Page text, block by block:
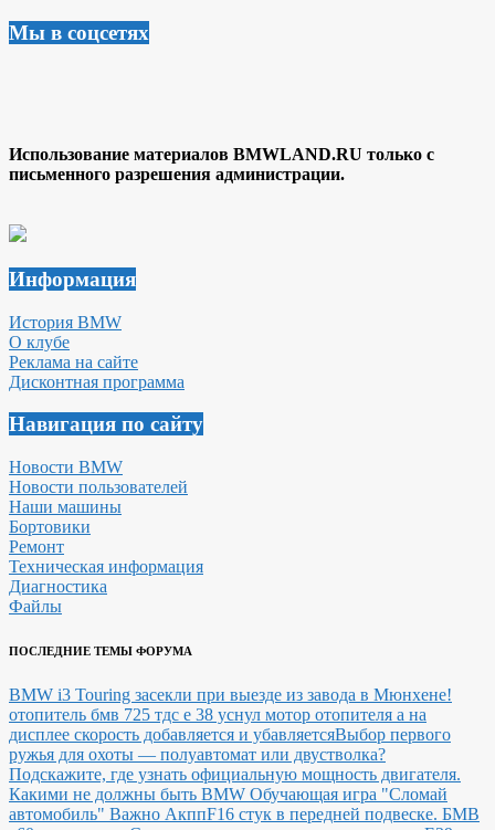
Мы в соцсетях
Использование материалов BMWLAND.RU только с
письменного разрешения администрации.
Информация
История BMW
О клубе
Реклама на сайте
Дисконтная программа
Навигация по сайту
Новости BMW
Новости пользователей
Наши машины
Бортовики
Ремонт
Техническая информация
Диагностика
Файлы
ПОСЛЕДНИЕ ТЕМЫ ФОРУМА
BMW i3 Touring засекли при выезде из завода в Мюнхене!
отопитель бмв 725 тдс е 38 уснул мотор отопителя а на
дисплее скорость добавляется и убавляетсяВыбор первого
ружья для охоты — полуавтомат или двустволка?
Подскажите, где узнать официальную мощность двигателя.
Какими не должны быть BMW Обучающая игра "Сломай
автомобиль" Важно АкппF16 стук в передней подвеске. БМВ